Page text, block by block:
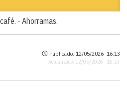
café. -Ahorramas.
Publicado: 12/05/2026 ·16:13
Actualizado: 12/05/2026 · 16:14